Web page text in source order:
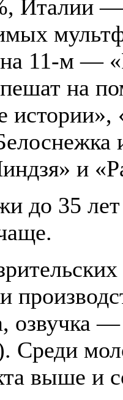
Италии —
11-м —
на
и
до 35
озвучка
Среди
выше и